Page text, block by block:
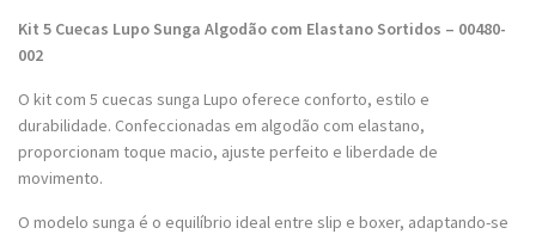
Kit 5 Cuecas Lupo Sunga Algodão com Elastano Sortidos – 00480-
002
O kit com 5 cuecas sunga Lupo oferece conforto, estilo e
durabilidade. Confeccionadas em algodão com elastano,
proporcionam toque macio, ajuste perfeito e liberdade de
movimento.
O modelo sunga é o equilíbrio ideal entre slip e boxer, adaptando-se